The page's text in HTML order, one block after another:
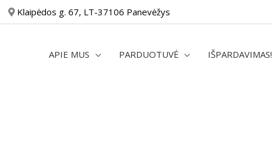
Klaipėdos g. 67, LT-37106 Panevėžys
APIE MUS PARDUOTUVĖ IŠPARDAVIMAS!